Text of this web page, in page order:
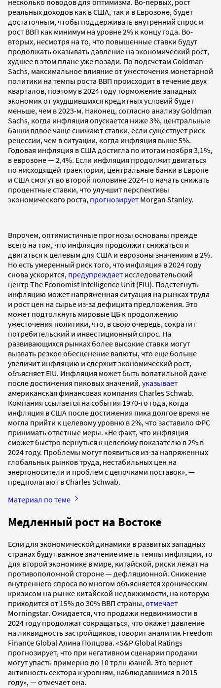
реальных доходов как в США, так и в Еврозоне, будет
достаточным, чтобы поддерживать внутренний спрос и
рост ВВП как минимум на уровне 2% к концу года. Во-
вторых, несмотря на то, что повышенные ставки будут
продолжать оказывать давление на экономический рост,
худшее в этом плане уже позади. По подсчетам Goldman
Sachs, максимальное влияние от ужесточения монетарной
политики на темпы роста ВВП происходит в течение двух
кварталов, поэтому в 2024 году торможение западных
экономик от ухудшившихся кредитных условий будет
меньше, чем в 2023-м. Наконец, согласно анализу Goldman
Sachs, когда инфляция опускается ниже 3%, центральные
банки вдвое чаще снижают ставки, если существует риск
рецессии, чем в ситуации, когда инфляция выше 5%.
Годовая инфляция в США достигла по итогам ноября 3,1%,
в еврозоне — 2,4%. Если инфляция продолжит двигаться
по нисходящей траектории, центральные банки в Европе
и США смогут во второй половине 2024-го начать снижать
процентные ставки, что улучшит перспективы
экономического роста, прогнозирует Morgan Stanley.
Впрочем, оптимистичные прогнозы основаны прежде
всего на том, что инфляция продолжит снижаться и
двигаться к целевым для США и еврозоны значениям в 2%.
Но есть умеренный риск того, что инфляция в 2024 году
снова ускорится, предупреждает исследовательский
центр The Economist Intelligence Unit (EIU). Подстегнуть
инфляцию может напряженная ситуация на рынках труда
и рост цен на сырье из-за дефицита предложения. Это
может подтолкнуть мировые ЦБ к продолжению
ужесточения политики, что, в свою очередь, сократит
потребительский и инвестиционный спрос. На
развивающихся рынках более высокие ставки могут
вызвать резкое обесценение валюты, что еще больше
увеличит инфляцию и сдержит экономический рост,
объясняет EIU. Инфляция может быть волатильной даже
после достижения пиковых значений, указывает
американская финансовая компания Charles Schwab.
Компания ссылается на события 1970-го года, когда
инфляция в США после достижения пика долгое время не
могла прийти к целевому уровню в 2%, что заставило ФРС
принимать ответные меры. «Не факт, что инфляция
сможет быстро вернуться к целевому показателю в 2% в
2024 году. Проблемы могут появиться из-за напряженных
глобальных рынков труда, нестабильных цен на
энергоносители и проблем с цепочками поставок», —
предполагают в Charles Schwab.
Материал по теме
Медленный рост на Востоке
Если для экономической динамики в развитых западных
странах будут важное значение иметь темпы инфляции, то
для второй экономике в мире, китайской, риски лежат на
противоположной стороне — дефляционной. Снижение
внутреннего спроса во многом объясняется хроническим
кризисом на рынке китайской недвижимости, на которую
приходится от 15% до 30% ВВП страны,отмечает
Morningstar. Ожидается, что продажи недвижимости в
2024 году продолжат сокращаться, что окажет давление
на ликвидность застройщиков, говорит аналитик Freedom
Finance Global Алина Попцова. «S&P Global Ratings
прогнозирует, что при негативном сценарии продажи
могут упасть примерно до 10 трлн юаней. Это вернет
активность сектора к уровням, наблюдавшимся в 2015
году», — отмечает она.